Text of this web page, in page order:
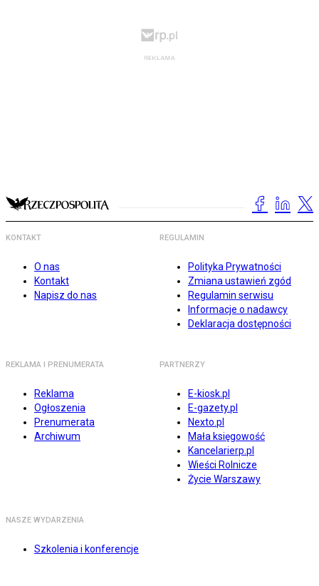
KONTAKT
O nas
Kontakt
Napisz do nas
REGULAMIN
Polityka Prywatności
Zmiana ustawień zgód
Regulamin serwisu
Informacje o nadawcy
Deklaracja dostępności
REKLAMA I PRENUMERATA
Reklama
Ogłoszenia
Prenumerata
Archiwum
PARTNERZY
E-kiosk.pl
E-gazety.pl
Nexto.pl
Mała księgowość
Kancelarierp.pl
Wieści Rolnicze
Życie Warszawy
NASZE WYDARZENIA
Szkolenia i konferencje